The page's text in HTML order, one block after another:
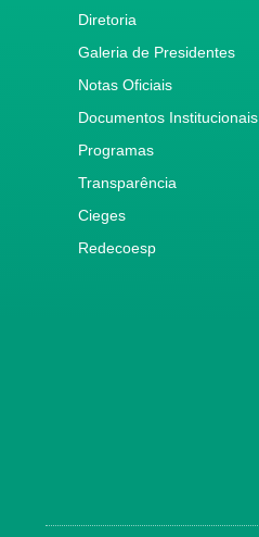
Diretoria
Galeria de Presidentes
Notas Oficiais
Documentos Institucionais
Programas
Transparência
Cieges
Redecoesp